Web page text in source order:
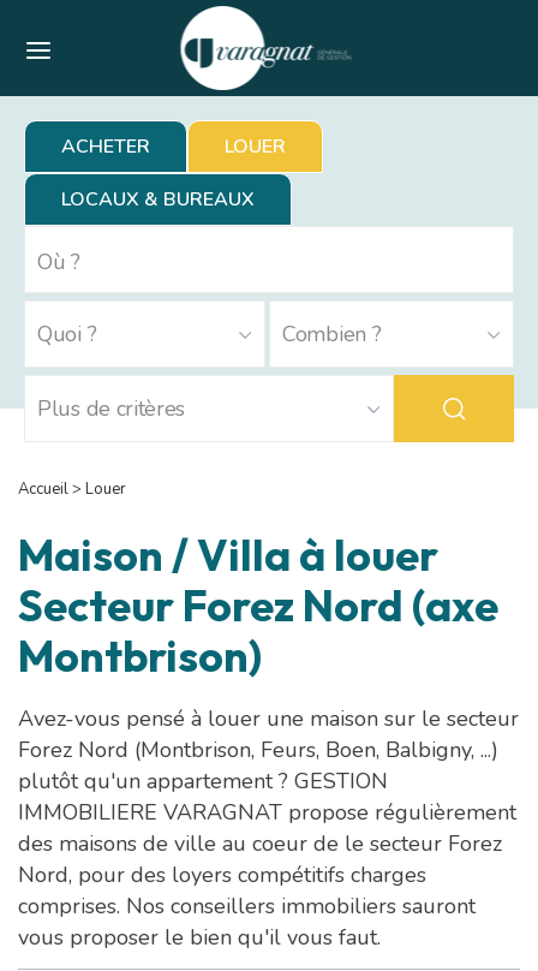
ACHETER
LOUER
LOCAUX & BUREAUX
Accueil> Louer
Maison / Villa à louer
Secteur Forez Nord (axe
Montbrison)
Avez-vous pensé à louer une maison sur le secteur
Forez Nord (Montbrison, Feurs, Boen, Balbigny, ...)
plutôt qu'un appartement ? GESTION
IMMOBILIERE VARAGNAT propose régulièrement
des maisons de ville au coeur de le secteur Forez
Nord, pour des loyers compétitifs charges
comprises. Nos conseillers immobiliers sauront
vous proposer le bien qu'il vous faut.